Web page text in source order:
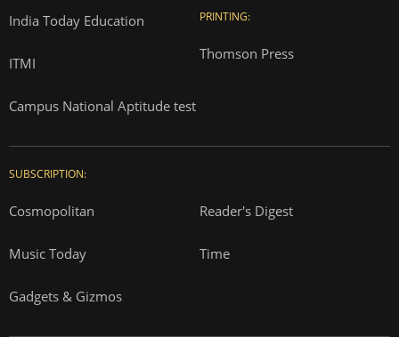
India Today Education
ITMI
Campus National Aptitude test
PRINTING:
Thomson Press
SUBSCRIPTION:
Cosmopolitan Reader's Digest
Music Today Time
Gadgets & Gizmos